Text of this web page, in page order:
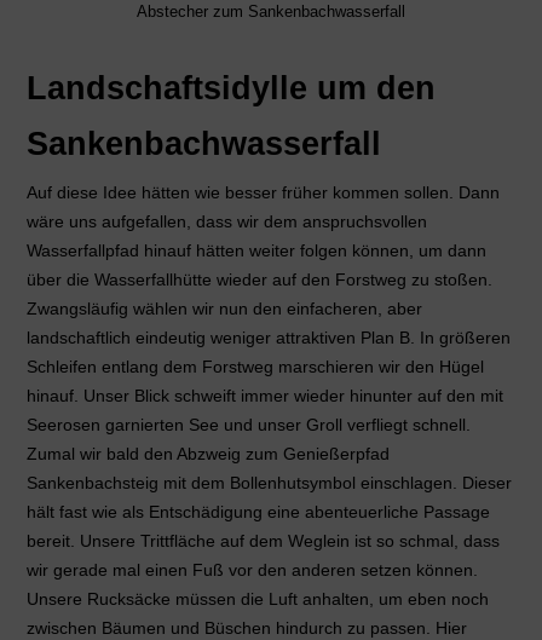
Abstecher zum Sankenbachwasserfall
Landschaftsidylle um den
Sankenbachwasserfall
Auf diese Idee hätten wie besser früher kommen sollen. Dann
wäre uns aufgefallen, dass wir dem anspruchsvollen
Wasserfallpfad hinauf hätten weiter folgen können, um dann
über die Wasserfallhütte wieder auf den Forstweg zu stoßen.
Zwangsläufig wählen wir nun den einfacheren, aber
landschaftlich eindeutig weniger attraktiven Plan B. In größeren
Schleifen entlang dem Forstweg marschieren wir den Hügel
hinauf. Unser Blick schweift immer wieder hinunter auf den mit
Seerosen garnierten See und unser Groll verfliegt schnell.
Zumal wir bald den Abzweig zum Genießerpfad
Sankenbachsteig mit dem Bollenhutsymbol einschlagen. Dieser
hält fast wie als Entschädigung eine abenteuerliche Passage
bereit. Unsere Trittfläche auf dem Weglein ist so schmal, dass
wir gerade mal einen Fuß vor den anderen setzen können.
Unsere Rucksäcke müssen die Luft anhalten, um eben noch
zwischen Bäumen und Büschen hindurch zu passen. Hier